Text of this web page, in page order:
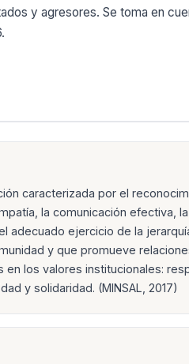
y agresores. Se toma en
caracterizada por el
la comunicación efectiva,
adecuado ejercicio de la
y que promueve
en los valores institucionales:
y solidaridad. (MINSAL, 2017)